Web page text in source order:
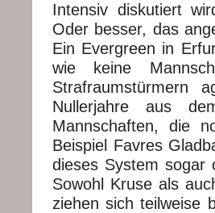
Intensiv diskutiert
Oder besser, das
Ein Evergreen in
wie keine
Strafraumstürmern
Nullerjahre aus
Mannschaften, die
Beispiel Favres
dieses System sogar
Sowohl Kruse als
ziehen sich teilweise